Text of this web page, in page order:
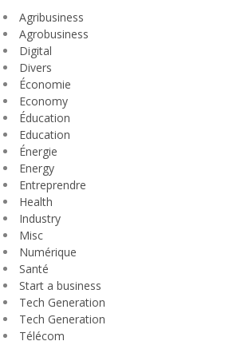
Agribusiness
Agrobusiness
Digital
Divers
Économie
Economy
Éducation
Education
Énergie
Energy
Entreprendre
Health
Industry
Misc
Numérique
Santé
Start a business
Tech Generation
Tech Generation
Télécom